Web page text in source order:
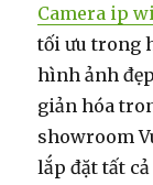
Camera ip
tối ưu trong
hình ảnh
giản hóa
showroom
lắp đặt tất